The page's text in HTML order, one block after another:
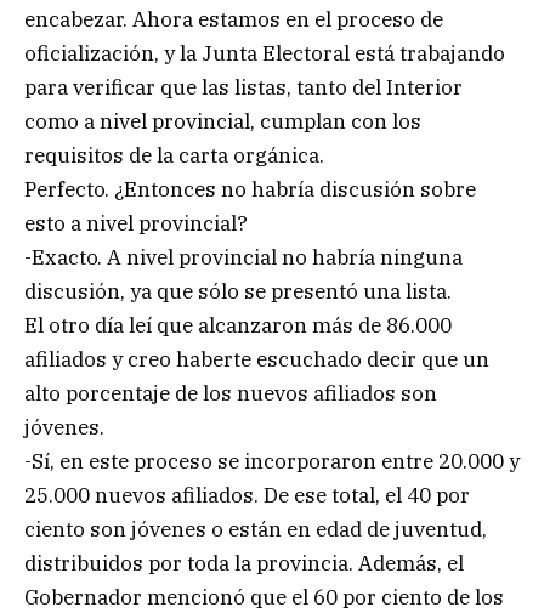
encabezar. Ahora estamos en el proceso de
oficialización, y la Junta Electoral está trabajando
para verificar que las listas, tanto del Interior
como a nivel provincial, cumplan con los
requisitos de la carta orgánica.
Perfecto. ¿Entonces no habría discusión sobre
esto a nivel provincial?
-Exacto. A nivel provincial no habría ninguna
discusión, ya que sólo se presentó una lista.
El otro día leí que alcanzaron más de 86.000
afiliados y creo haberte escuchado decir que un
alto porcentaje de los nuevos afiliados son
jóvenes.
-Sí, en este proceso se incorporaron entre 20.000 y
25.000 nuevos afiliados. De ese total, el 40 por
ciento son jóvenes o están en edad de juventud,
distribuidos por toda la provincia. Además, el
Gobernador mencionó que el 60 por ciento de los